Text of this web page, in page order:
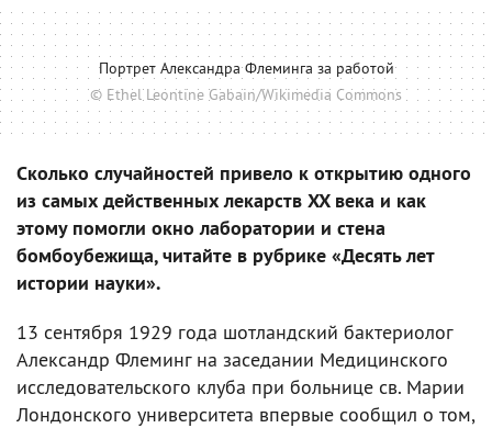
Портрет Александра Флеминга за работой
© Ethel Leontine Gabain/Wikimedia Commons
Сколько случайностей привело к открытию одного
из самых действенных лекарств XX века и как
этому помогли окно лаборатории и стена
бомбоубежища, читайте в рубрике «Десять лет
истории науки».
13 сентября 1929 года шотландский бактериолог
Александр Флеминг на заседании Медицинского
исследовательского клуба при больнице св. Марии
Лондонского университета впервые сообщил о том,